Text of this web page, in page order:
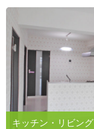
キッチン・リビング